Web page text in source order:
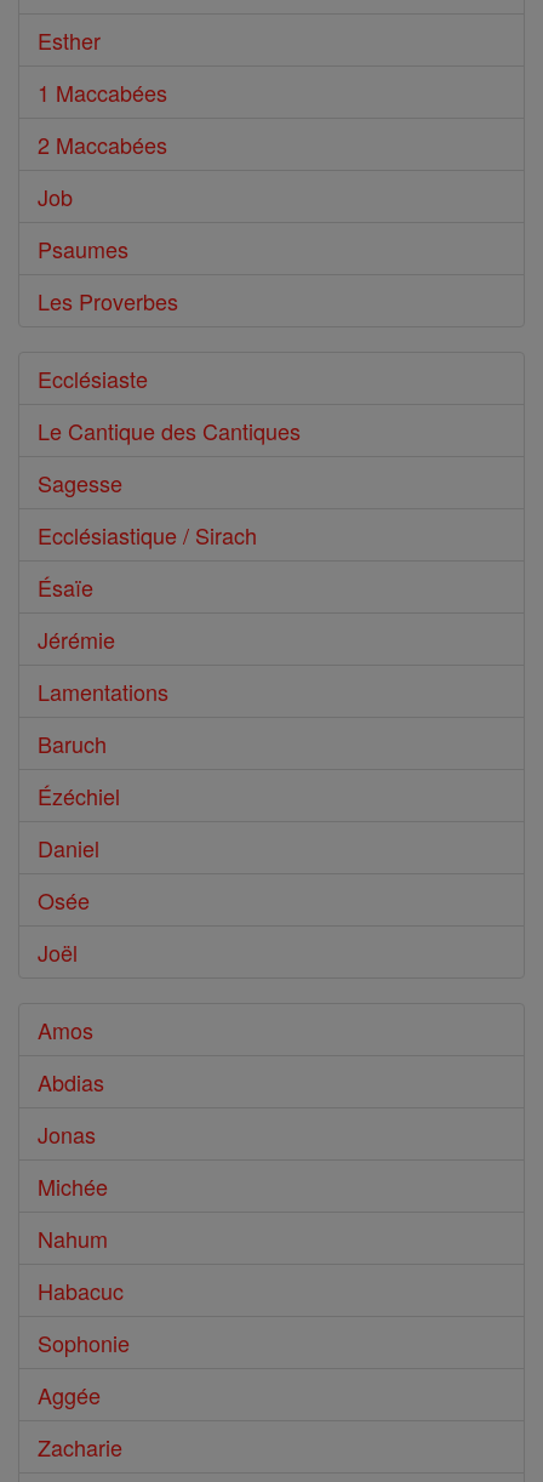
Esther
1 Maccabées
2 Maccabées
Job
Psaumes
Les Proverbes
Ecclésiaste
Le Cantique des Cantiques
Sagesse
Ecclésiastique / Sirach
Ésaïe
Jérémie
Lamentations
Baruch
Ézéchiel
Daniel
Osée
Joël
Amos
Abdias
Jonas
Michée
Nahum
Habacuc
Sophonie
Aggée
Zacharie